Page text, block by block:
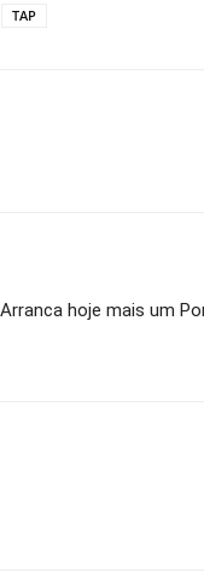
TAP
Arranca hoje mais um